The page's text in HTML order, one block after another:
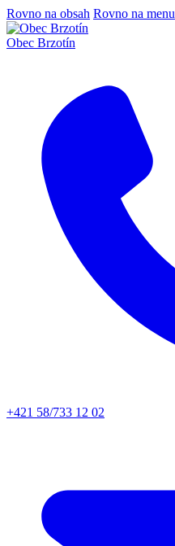
Rovno na obsah Rovno na menu
Obec Brzotín
+421 58/733 12 02